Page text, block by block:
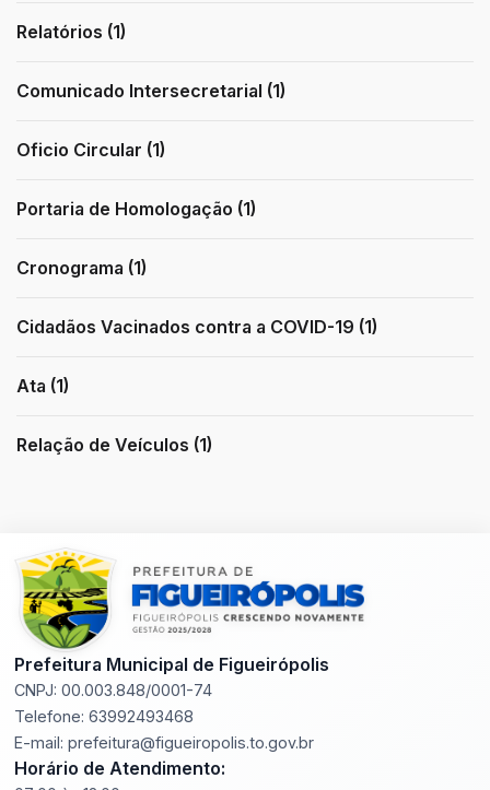
Relatórios (1)
Comunicado Intersecretarial (1)
Oficio Circular (1)
Portaria de Homologação (1)
Cronograma (1)
Cidadãos Vacinados contra a COVID-19 (1)
Ata (1)
Relação de Veículos (1)
Prefeitura Municipal de Figueirópolis
CNPJ: 00.003.848/0001-74
Telefone: 63992493468
E-mail: prefeitura@figueiropolis.to.gov.br
Horário de Atendimento: